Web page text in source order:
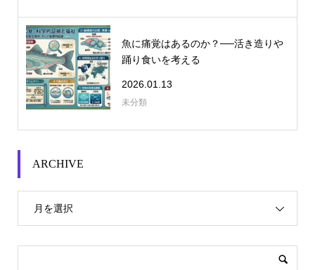
魚に痛覚はあるのか？──活き造りや
踊り食いを考える
2026.01.13
未分類
ARCHIVE
月を選択